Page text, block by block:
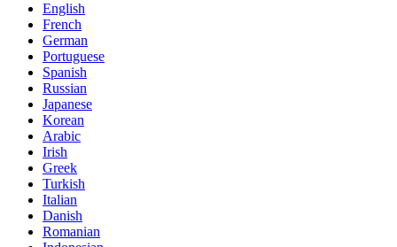
English
French
German
Portuguese
Spanish
Russian
Japanese
Korean
Arabic
Irish
Greek
Turkish
Italian
Danish
Romanian